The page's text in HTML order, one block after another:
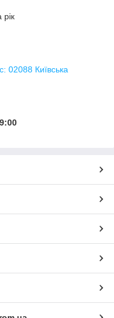
рік
02088 Київська